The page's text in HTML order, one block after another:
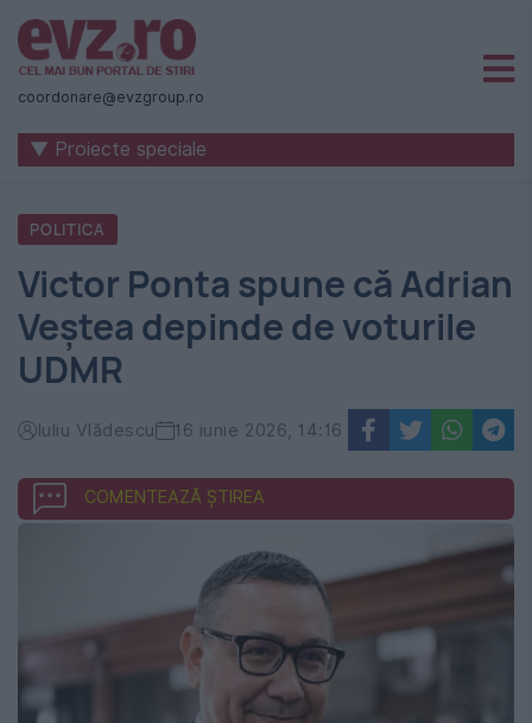
Știri
naționale
internaționale
România
-
Evenimentul
Zilei
coordonare@evzgroup.ro
▼ Proiecte speciale
POLITICA
Victor Ponta spune că Adrian
Veștea depinde de voturile
UDMR
Iuliu Vlădescu 16 iunie 2026, 14:16
COMENTEAZĂ ȘTIREA